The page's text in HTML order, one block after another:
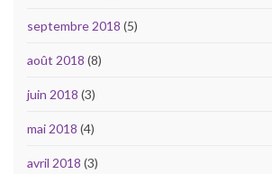
septembre 2018 (5)
août 2018 (8)
juin 2018 (3)
mai 2018 (4)
avril 2018 (3)